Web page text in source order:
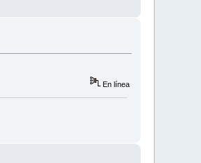
En línea